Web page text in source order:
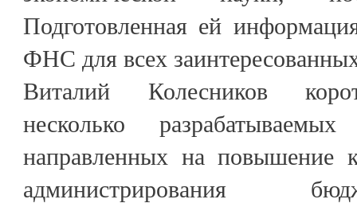
Подготовленная ей
ФНС для всех
Виталий Колесников
несколько
направленных на повышение
администрирования